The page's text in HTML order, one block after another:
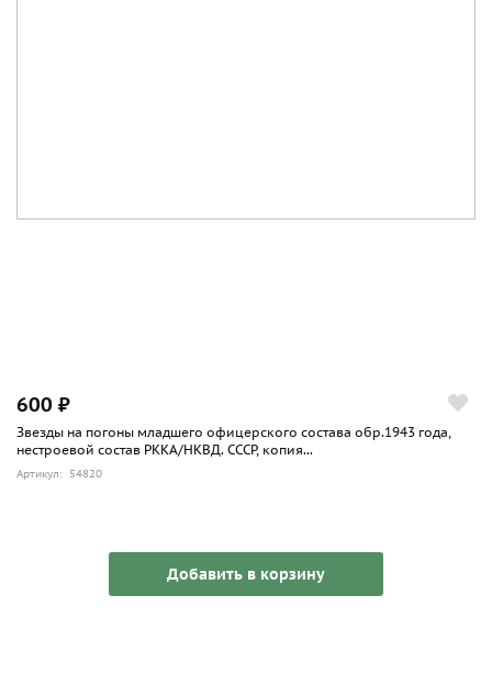
600 ₽
Звезды на погоны младшего офицерского состава обр.1943 года,
нестроевой состав РККА/НКВД. СССР, копия...
Артикул: 54820
Добавить в корзину